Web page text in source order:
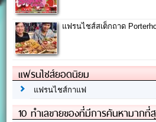
แฟรนไชส์สเต็กถาด
แฟรนไชส์ยอดนิยม
แฟรนไชส์กาแฟ
10 ทำเลขายของที่มีการค้นหามากที่